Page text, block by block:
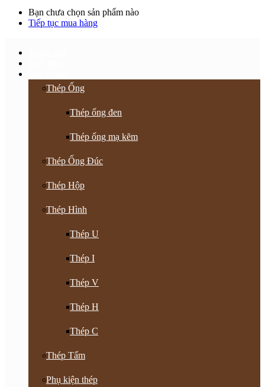
Bạn chưa chọn sản phẩm nào
Tiếp tục mua hàng
Thép Ống
Thép ống đen
Thép ống mạ kẽm
Thép Ống Đúc
Thép Hộp
Thép Hình
Thép U
Thép I
Thép V
Thép H
Thép C
Thép Tấm
Phụ kiện thép